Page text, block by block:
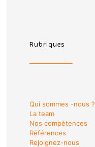
Rubriques
Qui sommes -nous ?
La team
Nos compétences
Références
Rejoignez-nous